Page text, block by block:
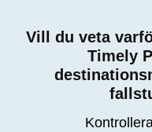
Vill du veta
Timely